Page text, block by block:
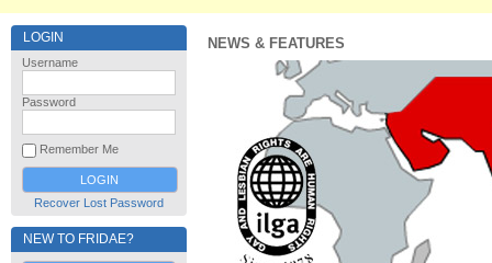
LOGIN
Username
Password
Remember Me
Recover Lost Password
NEW TO FRIDAE?
NEWS & FEATURES